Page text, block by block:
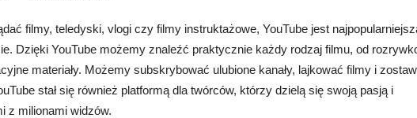
filmy, teledyski, vlogi czy filmy instruktażowe, YouTube jest
Dzięki YouTube możemy znaleźć praktycznie każdy rodzaj filmu, od
materiały. Możemy subskrybować ulubione kanały, lajkować filmy i
stał się również platformą dla twórców, którzy dzielą się swoją pasją i
z milionami widzów.